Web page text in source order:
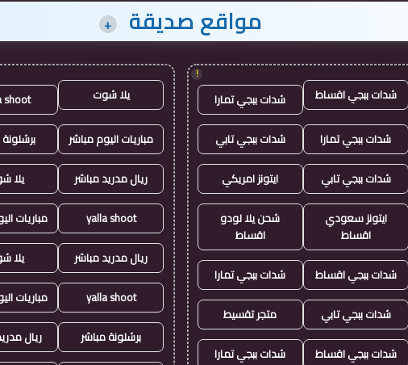
مواقع صديقة +
!
شدات ببجي اقساط شدات ببجي تمارا
شدات ببجي تمارا شدات ببجي تابي
شدات ببجي تابي ايتونز امريكي
ايتونز سعودي
اقساط
شحن يلا لودو
اقساط
شدات ببجي اقساط شدات ببجي تمارا
شدات ببجي تابي متجر تقسيط
شدات ببجي اقساط شدات ببجي تمارا
يلا شوت shoot
مباريات اليوم مباشر
ريال مدريد مباشر يلا
yalla shoot مباريات
ريال مدريد مباشر يلا
yalla shoot مباريات
برشلونة مباشر ريال